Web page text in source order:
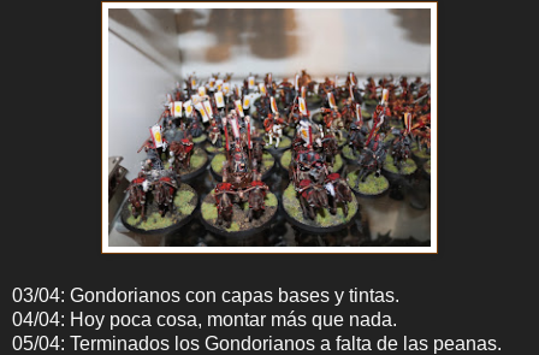
03/04: Gondorianos con capas bases y tintas.
04/04: Hoy poca cosa, montar más que nada.
05/04: Terminados los Gondorianos a falta de las peanas.